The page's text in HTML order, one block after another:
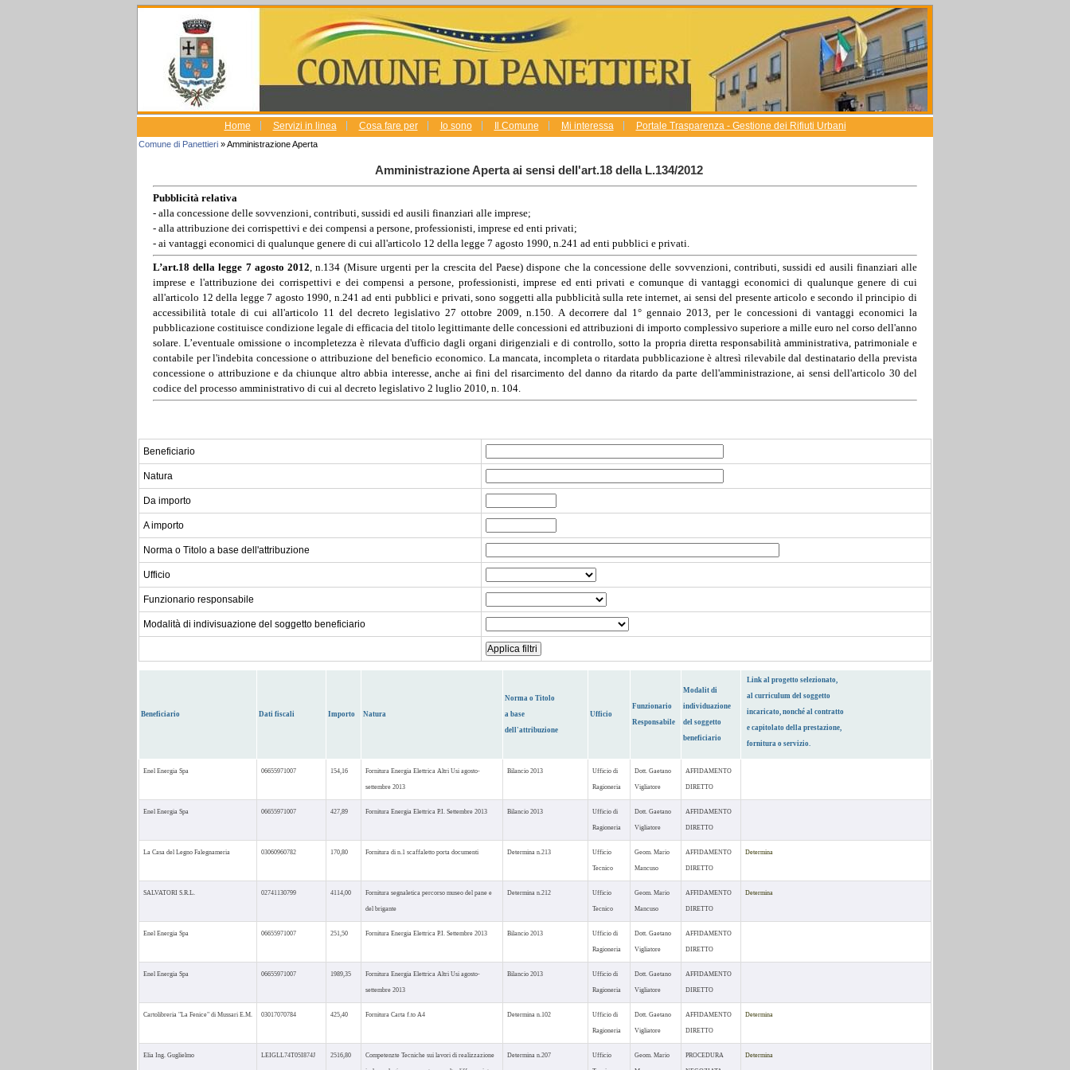
Home Servizi in linea Cosa fare per Io sono Il Comune Mi interessa Portale Trasparenza - Gestione dei Rifiuti Urbani
Comune di Panettieri » Amministrazione Aperta
Amministrazione Aperta ai sensi dell'art.18 della L.134/2012
Pubblicità relativa
- alla concessione delle sovvenzioni, contributi, sussidi ed ausili finanziari alle imprese;
- alla attribuzione dei corrispettivi e dei compensi a persone, professionisti, imprese ed enti privati;
- ai vantaggi economici di qualunque genere di cui all'articolo 12 della legge 7 agosto 1990, n.241 ad enti pubblici e privati.
L’art.18 della legge 7 agosto 2012, n.134 (Misure urgenti per la crescita del Paese) dispone che la concessione delle sovvenzioni, contributi, sussidi ed ausili finanziari alle
imprese e l'attribuzione dei corrispettivi e dei compensi a persone, professionisti, imprese ed enti privati e comunque di vantaggi economici di qualunque genere di cui
all'articolo 12 della legge 7 agosto 1990, n.241 ad enti pubblici e privati, sono soggetti alla pubblicità sulla rete internet, ai sensi del presente articolo e secondo il principio di
accessibilità totale di cui all'articolo 11 del decreto legislativo 27 ottobre 2009, n.150. A decorrere dal 1° gennaio 2013, per le concessioni di vantaggi economici la
pubblicazione costituisce condizione legale di efficacia del titolo legittimante delle concessioni ed attribuzioni di importo complessivo superiore a mille euro nel corso dell'anno
solare. L’eventuale omissione o incompletezza è rilevata d'ufficio dagli organi dirigenziali e di controllo, sotto la propria diretta responsabilità amministrativa, patrimoniale e
contabile per l'indebita concessione o attribuzione del beneficio economico. La mancata, incompleta o ritardata pubblicazione è altresì rilevabile dal destinatario della prevista
concessione o attribuzione e da chiunque altro abbia interesse, anche ai fini del risarcimento del danno da ritardo da parte dell'amministrazione, ai sensi dell'articolo 30 del
codice del processo amministrativo di cui al decreto legislativo 2 luglio 2010, n. 104.
Beneficiario
Natura
Da importo
A importo
Norma o Titolo a base dell'attribuzione
Ufficio
Funzionario responsabile
Modalità di indivisuazione del soggetto beneficiario
Beneficiario Dati fiscali Importo Natura
Norma o Titolo
a base
dell'attribuzione
Ufficio
Funzionario
Responsabile
Modalit di
individuazione
del soggetto
beneficiario
Link al progetto selezionato,
al curriculum del soggetto
incaricato, nonché al contratto
e capitolato della prestazione,
fornitura o servizio.
Enel Energia Spa 06655971007 154,16 Fornitura Energia Elettrica Altri Usi agosto-
settembre 2013
Bilancio 2013 Ufficio di
Ragioneria
Dott. Gaetano
Vigliatore
AFFIDAMENTO
DIRETTO
Enel Energia Spa 06655971007 427,89 Fornitura Energia Elettrica P.I. Settembre 2013 Bilancio 2013 Ufficio di
Ragioneria
Dott. Gaetano
Vigliatore
AFFIDAMENTO
DIRETTO
La Casa del Legno Falegnameria 03060960782 170,80 Fornitura di n.1 scaffaletto porta documenti Determina n.213 Ufficio
Tecnico
Geom. Mario
Mancuso
AFFIDAMENTO
DIRETTO
Determina
SALVATORI S.R.L. 02741130799 4114,00 Fornitura segnaletica percorso museo del pane e
del brigante
Determina n.212 Ufficio
Tecnico
Geom. Mario
Mancuso
AFFIDAMENTO
DIRETTO
Determina
Enel Energia Spa 06655971007 251,50 Fornitura Energia Elettrica P.I. Settembre 2013 Bilancio 2013 Ufficio di
Ragioneria
Dott. Gaetano
Vigliatore
AFFIDAMENTO
DIRETTO
Enel Energia Spa 06655971007 1989,35 Fornitura Energia Elettrica Altri Usi agosto-
settembre 2013
Bilancio 2013 Ufficio di
Ragioneria
Dott. Gaetano
Vigliatore
AFFIDAMENTO
DIRETTO
Cartolibreria "La Fenice" di Mussari E.M. 03017070784 425,40 Fornitura Carta f.to A4 Determina n.102 Ufficio di
Ragioneria
Dott. Gaetano
Vigliatore
AFFIDAMENTO
DIRETTO
Determina
Elia Ing. Guglielmo LEIGLL74T05I874J 2516,80 Competenzte Tecniche sui lavori di realizzazione Determina n.207 Ufficio Geom. Mario PROCEDURA Determina